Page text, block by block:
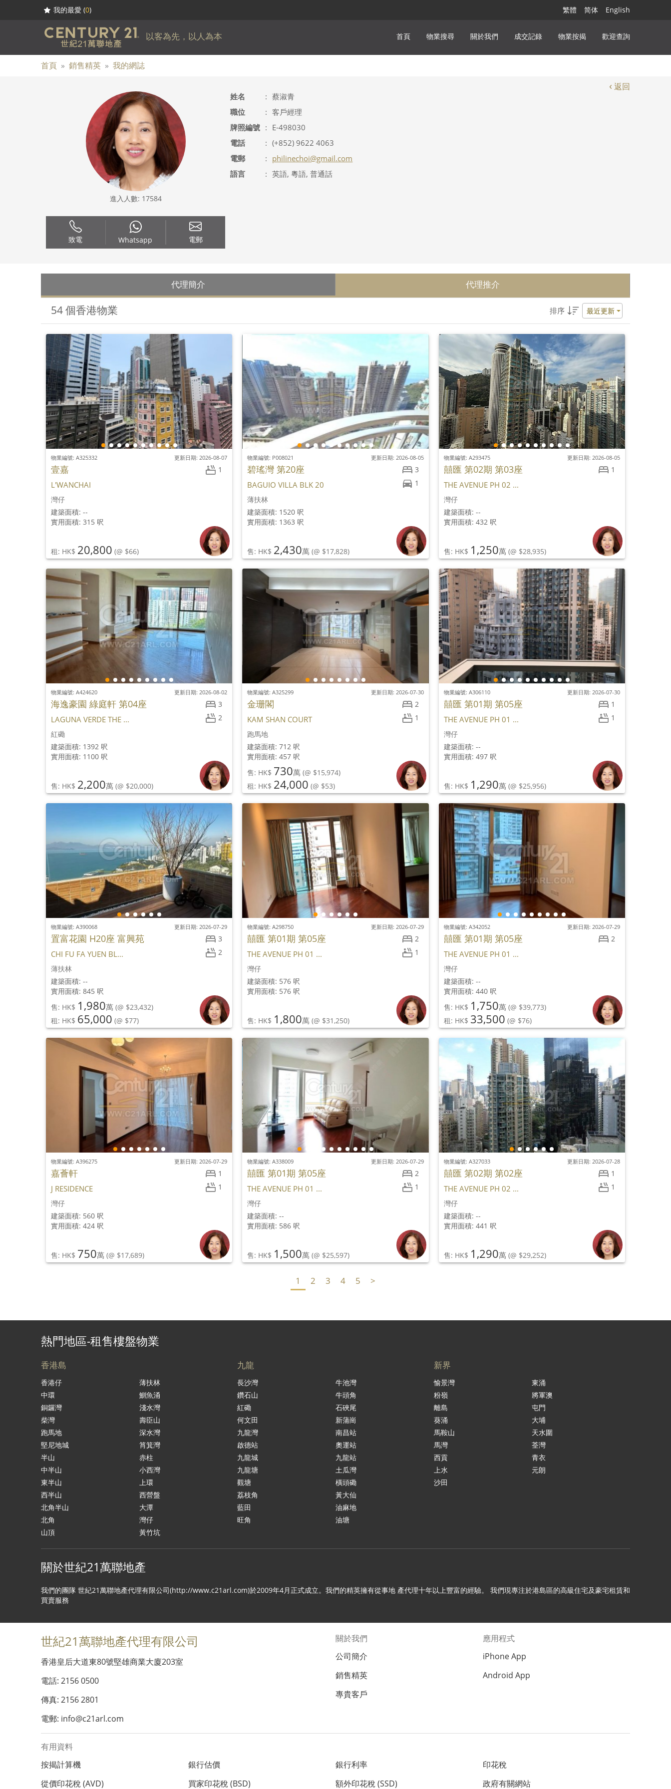
我的最愛 (0) 繁體 简体 English
以客為先，以人為本 首頁 物業搜尋 關於我們 成交記錄 物業按揭 歡迎查詢
首頁 » 銷售精英 » 我的網誌
‹ 返回
進入人數: 17584
致電 Whatsapp 電郵
姓名 : 蔡淑青
職位
: 客戶經理
牌照編號 : E-498030
電話
: (+852) 9622 4063
電郵
: philinechoi@gmail.com
語言
: 英語, 粵語, 普通話
代理簡介 代理推介
54 個香港物業 排序 最近更新
1
物業編號: A325332 更新日期: 2026-08-07
壹嘉
L'WANCHAI
灣仔
建築面積: --
實用面積: 315 呎
租: HK$ 20,800 (@ $66)
3
1
物業編號: P008021 更新日期: 2026-08-05
碧瑤灣 第20座
BAGUIO VILLA BLK 20
薄扶林
建築面積: 1520 呎
實用面積: 1363 呎
售: HK$ 2,430萬 (@ $17,828)
1
物業編號: A293475 更新日期: 2026-08-05
囍匯 第02期 第03座
THE AVENUE PH 02 ...
灣仔
建築面積: --
實用面積: 432 呎
售: HK$ 1,250萬(@ $28,935)
3
2
物業編號: A424620 更新日期: 2026-08-02
海逸豪園 綠庭軒 第04座
LAGUNA VERDE THE ...
紅磡
建築面積: 1392 呎
實用面積: 1100 呎
售: HK$ 2,200萬 (@ $20,000)
2
1
物業編號: A325299 更新日期: 2026-07-30
金珊閣
KAM SHAN COURT
跑馬地
建築面積: 712 呎
實用面積: 457 呎
售: HK$ 730萬 (@ $15,974)
租: HK$ 24,000 (@ $53)
1
1
物業編號: A306110 更新日期: 2026-07-30
囍匯 第01期 第05座
THE AVENUE PH 01 ...
灣仔
建築面積: --
實用面積: 497 呎
售: HK$ 1,290萬(@ $25,956)
3
2
物業編號: A390068 更新日期: 2026-07-29
置富花園 H20座 富興苑
CHI FU FA YUEN BL...
薄扶林
建築面積: --
實用面積: 845 呎
售: HK$ 1,980萬 (@ $23,432)
租: HK$ 65,000 (@ $77)
2
1
物業編號: A298750 更新日期: 2026-07-29
囍匯 第01期 第05座
THE AVENUE PH 01 ...
灣仔
建築面積: 576 呎
實用面積: 576 呎
售: HK$ 1,800萬 (@ $31,250)
2
物業編號: A342052 更新日期: 2026-07-29
囍匯 第01期 第05座
THE AVENUE PH 01 ...
灣仔
建築面積: --
實用面積: 440 呎
售: HK$ 1,750萬(@ $39,773)
租: HK$ 33,500 (@ $76)
1
1
物業編號: A396275 更新日期: 2026-07-29
嘉薈軒
J RESIDENCE
灣仔
建築面積: 560 呎
實用面積: 424 呎
售: HK$ 750萬 (@ $17,689)
2
1
物業編號: A338009 更新日期: 2026-07-29
囍匯 第01期 第05座
THE AVENUE PH 01 ...
灣仔
建築面積: --
實用面積: 586 呎
售: HK$ 1,500萬 (@ $25,597)
1
1
物業編號: A327033 更新日期: 2026-07-28
囍匯 第02期 第02座
THE AVENUE PH 02 ...
灣仔
建築面積: --
實用面積: 441 呎
售: HK$ 1,290萬(@ $29,252)
1 2 3 4 5 >
熱門地區-租售樓盤物業
香港島
香港仔
中環
銅鑼灣
柴灣
跑馬地
堅尼地城
半山
中半山
東半山
西半山
北角半山
北角
山頂
薄扶林
鰂魚涌
淺水灣
壽臣山
深水灣
筲箕灣
赤柱
小西灣
上環
西營盤
大潭
灣仔
黃竹坑
九龍
長沙灣
鑽石山
紅磡
何文田
九龍灣
啟德站
九龍城
九龍塘
觀塘
荔枝角
藍田
旺角
牛池灣
牛頭角
石硤尾
新蒲崗
南昌站
奧運站
九龍站
土瓜灣
橫頭磡
黃大仙
油麻地
油塘
新界
愉景灣
粉嶺
離島
葵涌
馬鞍山
馬灣
西貢
上水
沙田
東涌
將軍澳
屯門
大埔
天水圍
荃灣
青衣
元朗
關於世紀21萬聯地產
我們的團隊 世紀21萬聯地產代理有限公司(http://www.c21arl.com)於2009年4月正式成立。我們的精英擁有從事地 產代理十年以上豐富的經驗。 我們現專注於港島區的高級住宅及豪宅租賃和
買賣服務
世紀21萬聯地產代理有限公司
香港皇后大道東80號堅雄商業大廈203室
電話: 2156 0500
傳真: 2156 2801
電郵: info@c21arl.com
關於我們
公司簡介
銷售精英
專貴客戶
應用程式
iPhone App
Android App
有用資料
按揭計算機
銀行估價 銀行利率
印花稅
從價印花稅 (AVD)
買家印花稅 (BSD) 額外印花稅 (SSD) 政府有關網站